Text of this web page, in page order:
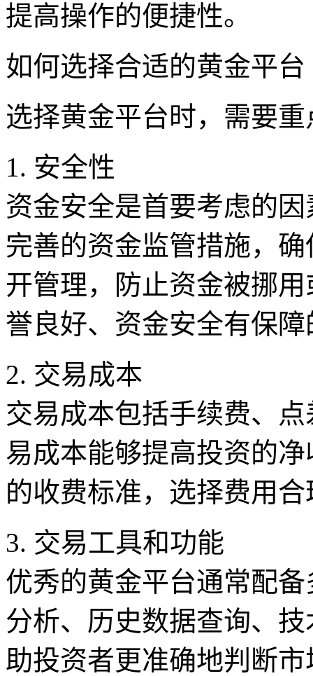
提高操作的便捷性。
如何选择合适的黄金平台
选择黄金平台时，需要
1. 安全性
资金安全是首要考虑的
完善的资金监管措施，
开管理，防止资金被挪
誉良好、资金安全有保
2. 交易成本
交易成本包括手续费、
易成本能够提高投资的
的收费标准，选择费用
3. 交易工具和功能
优秀的黄金平台通常配
分析、历史数据查询、
助投资者更准确地判断